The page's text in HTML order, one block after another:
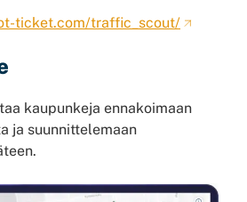
ticket.com/traffic_scout/
kaupunkeja ennakoimaan
ja suunnittelemaan